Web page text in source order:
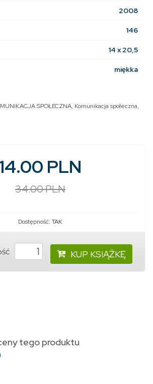
2008
146
14 x 20,5
miękka
SPOŁECZNA, Komunikacja społeczna,
PLN
34.00 PLN
Dostępność: TAK
KUP KSIĄŻKĘ
tego produktu